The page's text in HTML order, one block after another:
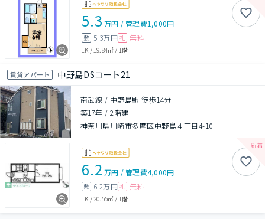
5.3 万円 /管理費1,000円
敷 5.3万円 礼 無料
1K /19.84㎡ / 1階
賃貸アパート 中野島DSコート21
南武線 / 中野島駅 徒歩14分
築17年 /2階建
神奈川県川崎市多摩区中野島４丁目4-10
6.2 万円 /管理費4,000円
敷 6.2万円 礼 無料
1K /20.55㎡ / 1階